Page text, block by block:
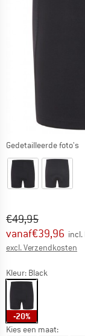
Gedetailleerde foto's
Oorspronkelijke prijs
€49,95
Prijs:
vanaf€39,96 incl.
excl. Verzendkosten
Kleur: Black
-20%
Kies een maat: